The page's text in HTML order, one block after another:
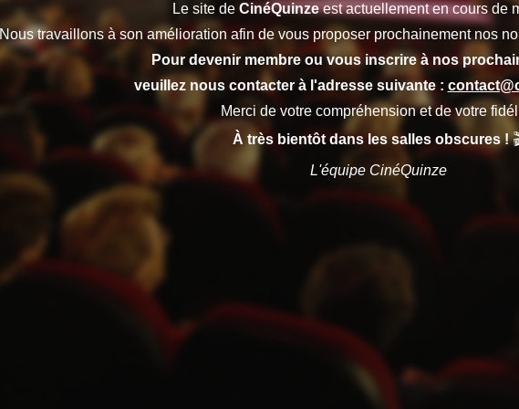
Le site de CinéQuinzeest actuellement en cours de
Nous travaillons à son amélioration afin de vous proposer prochainement nos
Pour devenir membre ou vous inscrire à nos
veuillez nous contacter à l'adresse suivante :
Merci de votre compréhension et de votre
À très bientôt dans les salles obscures !
L'équipe CinéQuinze